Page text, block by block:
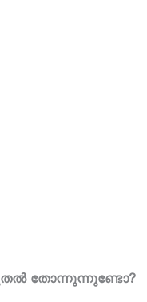
തോന്നുന്നുണ്ടോ?